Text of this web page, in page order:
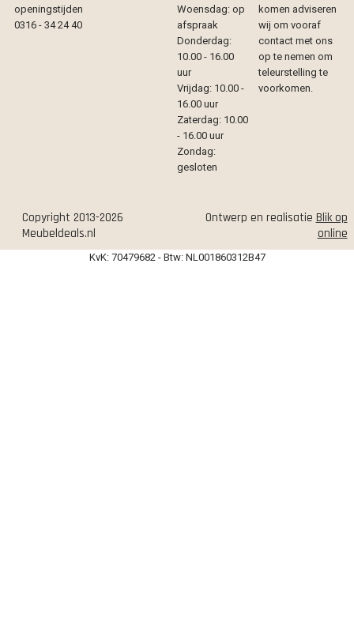
openingstijden
0316 - 34 24 40
Woensdag: op
afspraak
Donderdag:
10.00 - 16.00
uur
Vrijdag: 10.00 -
16.00 uur
Zaterdag: 10.00
- 16.00 uur
Zondag:
gesloten
komen adviseren
wij om vooraf
contact met ons
op te nemen om
teleurstelling te
voorkomen.
Copyright 2013-2026
Meubeldeals.nl
Ontwerp en realisatie Blik op
online
KvK: 70479682 - Btw: NL001860312B47